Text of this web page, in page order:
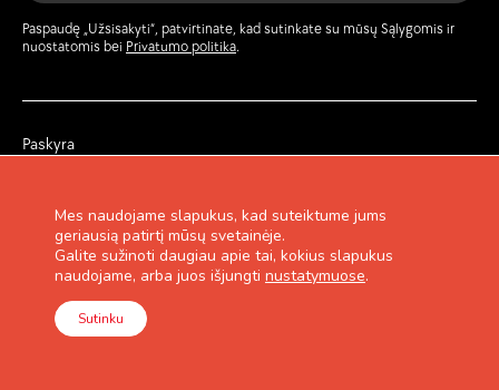
Paspaudę „Užsisakyti“, patvirtinate, kad sutinkate su mūsų Sąlygomis ir
nuostatomis bei Privatumo politika.
Paskyra
Pirkimo taisyklės
Lojalumo programa
Kontaktai
Mes naudojame slapukus, kad suteiktume jums
geriausią patirtį mūsų svetainėje.
Galite sužinoti daugiau apie tai, kokius slapukus
naudojame, arba juos išjungti nustatymuose.
Sutinku